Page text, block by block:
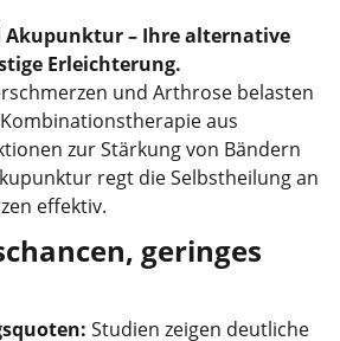
Akupunktur – Ihre alternative
Erleichterung.
und Arthrose belasten
aus
zur Stärkung von Bändern
regt die Selbstheilung an
effektiv.
geringes
Studien zeigen deutliche